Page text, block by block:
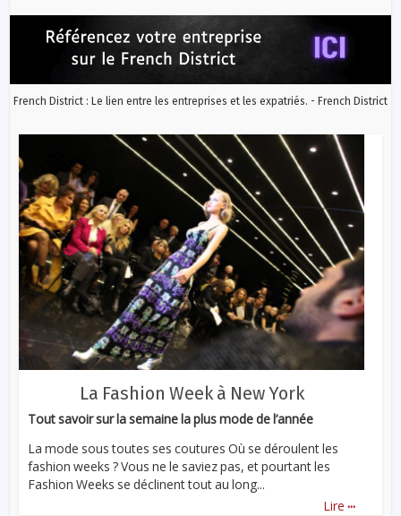
French District : Le lien entre les entreprises et les expatriés. - French District
La Fashion Week à New York
Tout savoir sur la semaine la plus mode de l’année
La mode sous toutes ses coutures Où se déroulent les
fashion weeks ? Vous ne le saviez pas, et pourtant les
Fashion Weeks se déclinent tout au long...
Lire ...